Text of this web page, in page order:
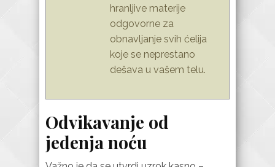
hranljive materije
odgovorne za
obnavljanje svih ćelija
koje se neprestano
dešava u vašem telu.
Odvikavanje od
jedenja noću